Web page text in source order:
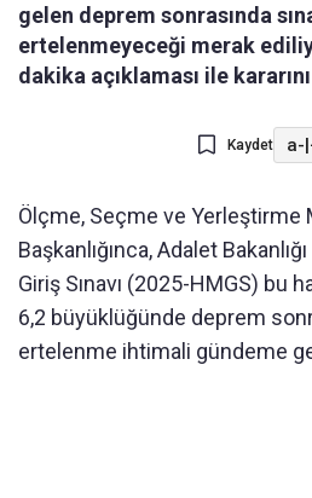
gelen deprem sonrasında
ertelenmeyeceği merak
dakika açıklaması ile
Kaydet a-|
Ölçme, Seçme ve Yerleştirme
Başkanlığınca, Adalet
Giriş Sınavı (2025-HMGS) bu
6,2 büyüklüğünde deprem
ertelenme ihtimali gündeme